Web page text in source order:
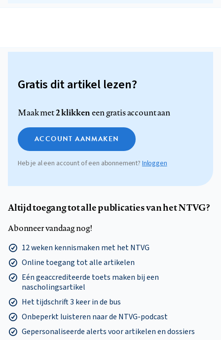
Gratis dit artikel lezen?
Maak met2 klikkeneen gratis account aan
ACCOUNT AANMAKEN
Heb je al een account of een abonnement? Inloggen
Altijd toegang tot alle publicaties van het NTVG?
Abonneer vandaag nog!
12 weken kennismaken met het NTVG
Online toegang tot alle artikelen
Eén geaccrediteerde toets maken bij een
nascholingsartikel
Het tijdschrift 3 keer in de bus
Onbeperkt luisteren naar de NTVG-podcast
Gepersonaliseerde alerts voor artikelen en dossiers